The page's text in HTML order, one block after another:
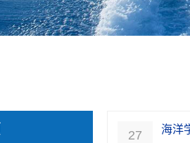
27 海洋